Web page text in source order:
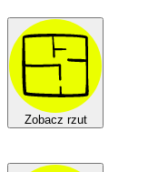
Zobacz rzut